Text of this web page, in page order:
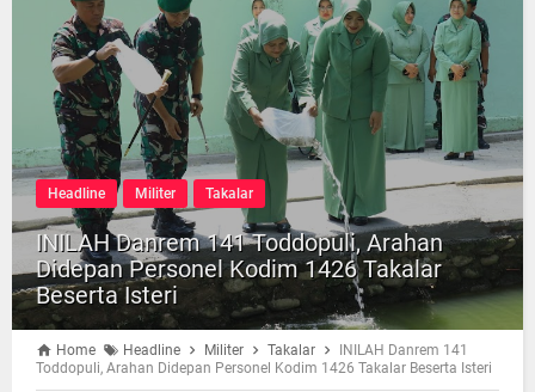
Headline Militer Takalar
INILAH Danrem 141 Toddopuli, Arahan
Didepan Personel Kodim 1426 Takalar
Beserta Isteri
Home Headline Militer Takalar
INILAH Danrem 141
Toddopuli, Arahan Didepan Personel Kodim 1426 Takalar Beserta Isteri